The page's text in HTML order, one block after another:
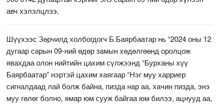
авч хэлэлцлээ.
Шүүхээс Зөрчилд холбогдогч Б.Баярбаатар нь “2024 оны 12
дугаар сарын 09-ний өдөр замын хөдөлгөөнд оролцож
явахдаа олон нийтийн цахим сүлжээнд “Бурханы хүү
Баярбаатар” нэртэй цахим хаягаар “Нэг муу харриер
сигналдаад лай болж байна, пизда нар аа, хачин пизда, энэ
муу гөлөг болно, ямар юм сууж байгаа юм билээ, ацнууд аа,